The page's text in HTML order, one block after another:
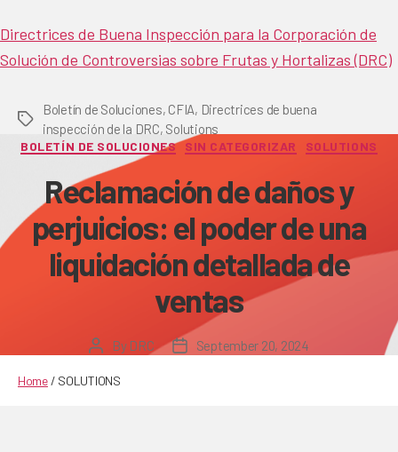
Directrices de Buena Inspección para la Corporación de
Solución de Controversias sobre Frutas y Hortalizas (DRC)
Tags
Boletín de Soluciones, CFIA, Directrices de buena
inspección de la DRC, Solutions
Categories
BOLETÍN DE SOLUCIONES SIN CATEGORIZAR SOLUTIONS
Reclamación de daños y
perjuicios: el poder de una
liquidación detallada de
ventas
PostBy DRC
PostSeptember 20, 2024
Home/ SOLUTIONS